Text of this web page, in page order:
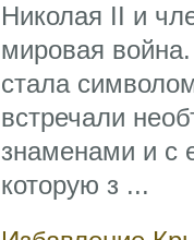
Николая II и
мировая
стала
встречали
знаменами и с
которую з ...